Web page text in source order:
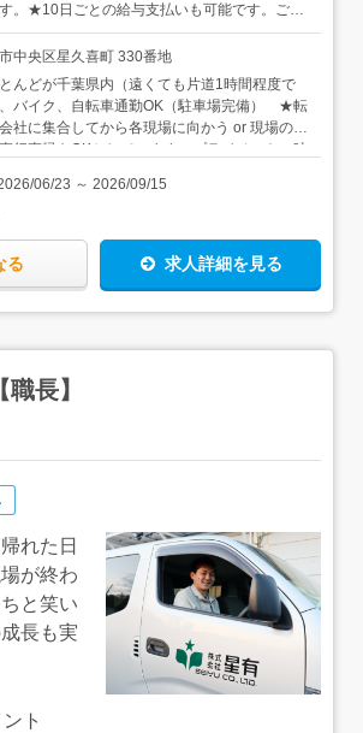
遠い未来の話ではありませんよ。★未経験で
の背中を見て学ぶ」だけではありません。取
ネコンが主催する、基礎研修合宿（5日程
て、必要な資格の取得などができます！ま
名のチームで行うので、自社職人同士だけで
よっては協力会社の職人さんと一緒に仕事を
顔見知りが多いので気になることはすぐに確
でき、1人で悩むことはありません。
。★10日ごとの給与支払いも可能です。ご希
談ください。★仮に夜勤が発生した場合は、
なります。夜勤の頻度は、2ヶ月に1週間程度
自動車免許（AT限定もOK）をお持ちの方
の手当が加算されます！＜年収例＞ 未経験
400万円～足場工事経験者の場合：年収600万
験5年・50代の社員の年収は800万円！当社で
齢に関わらず、会社への貢献度を正当に評価
中央区星久喜町 330番地
んどが千葉県内（遠くても片道1時間程度で
イク、自転車通勤OK（駐車場完備） ★転
に集合してから各現場に向かう or 現場の場
行直帰もOKとしています。プライベートの時
います。
06/23 ～ 2026/09/15
る 求人詳細を見る
長】
れた日
が終わ
と笑い
長も実
ト